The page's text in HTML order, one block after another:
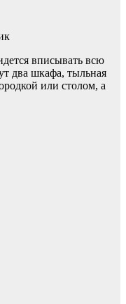
вписывать всю
два шкафа, тыльная
или столом, а